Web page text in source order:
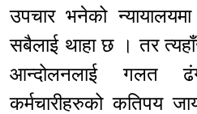
उपचार भनेको
सबैलाई थाहा छ । तर
आन्दोलनलाई गलत
कर्मचारीहरुको कतिपय